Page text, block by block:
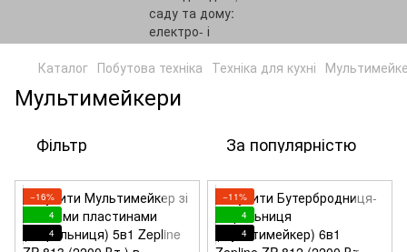
Каталог Побутова техніка Техніка для кухні
Мультимейкери
Фільтр За популярністю
−16%
4
4
−11%
4
4